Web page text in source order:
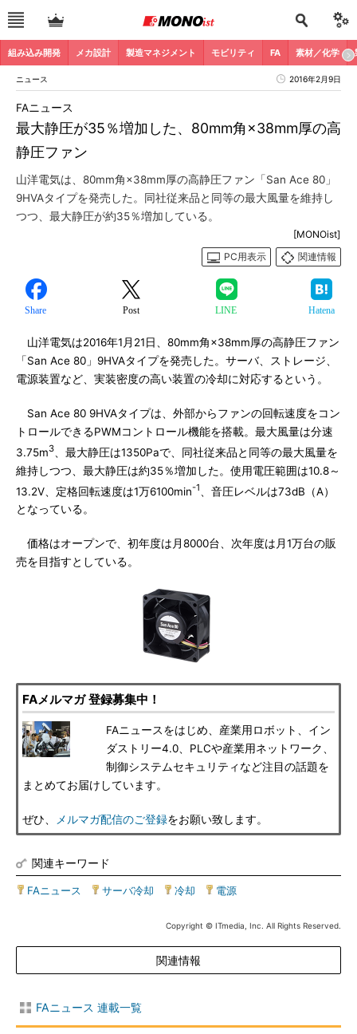
組み込み開発 メカ設計 製造マネジメント モビリティ FA 素材／化学
ニュース 2016年2月9日
最大静圧が35％増加した、80mm角×38mm厚の高
静圧ファン
FAニュース
山洋電気は、80mm角×38mm厚の高静圧ファン「San Ace 80」
9HVAタイプを発売した。同社従来品と同等の最大風量を維持し
つつ、最大静圧が約35％増加している。
[MONOist]
PC用表示
関連情報
Share Post LINE Hatena
山洋電気は2016年1月21日、80mm角×38mm厚の高静圧ファン
「San Ace 80」9HVAタイプを発売した。サーバ、ストレージ、
電源装置など、実装密度の高い装置の冷却に対応するという。
San Ace 80 9HVAタイプは、外部からファンの回転速度をコン
トロールできるPWMコントロール機能を搭載。最大風量は分速
3.75m3 、最大静圧は1350Paで、同社従来品と同等の最大風量を
維持しつつ、最大静圧は約35％増加した。使用電圧範囲は10.8～
13.2V、定格回転速度は1万6100min-1
、音圧レベルは73dB（A）
となっている。
価格はオープンで、初年度は月8000台、次年度は月1万台の販
売を目指すとしている。
FAメルマガ 登録募集中！
FAニュースをはじめ、産業用ロボット、イン
ダストリー4.0、PLCや産業用ネットワーク、
制御システムセキュリティなど注目の話題を
まとめてお届けしています。
ぜひ、 メルマガ配信のご登録をお願い致します。
関連キーワード
FAニュース サーバ冷却 冷却 電源
Copyright © ITmedia, Inc. All Rights Reserved.
関連情報
FAニュース 連載一覧